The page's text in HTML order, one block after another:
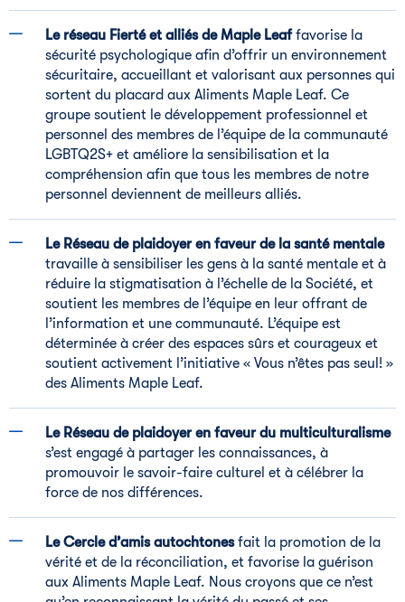
Le réseau Fierté et alliés de Maple Leaffavorise la
sécurité psychologique afin d’offrir un environnement
sécuritaire, accueillant et valorisant aux personnes qui
sortent du placard aux Aliments Maple Leaf. Ce
groupe soutient le développement professionnel et
personnel des membres de l’équipe de la communauté
LGBTQ2S+ et améliore la sensibilisation et la
compréhension afin que tous les membres de notre
personnel deviennent de meilleurs alliés.
Le Réseau de plaidoyer en faveur de la santé mentale
travaille à sensibiliser les gens à la santé mentale et à
réduire la stigmatisation à l’échelle de la Société, et
soutient les membres de l’équipe en leur offrant de
l’information et une communauté. L’équipe est
déterminée à créer des espaces sûrs et courageux et
soutient activement l’initiative « Vous n’êtes pas seul! »
des Aliments Maple Leaf.
Le Réseau de plaidoyer en faveur du multiculturalisme
s’est engagé à partager les connaissances, à
promouvoir le savoir-faire culturel et à célébrer la
force de nos différences.
Le Cercle d’amis autochtonesfait la promotion de la
vérité et de la réconciliation, et favorise la guérison
aux Aliments Maple Leaf. Nous croyons que ce n’est